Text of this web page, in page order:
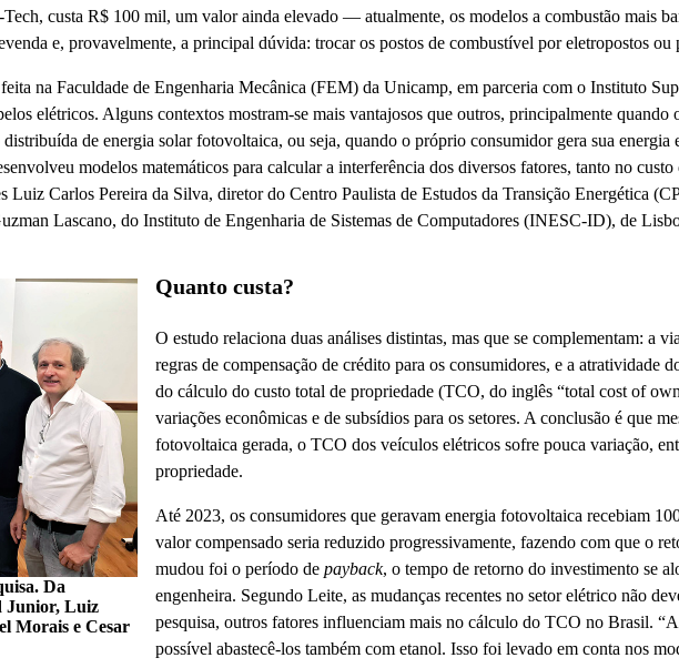
custa R$ 100 mil, um valor ainda elevado — atualmente, os modelos a combustão mais
e, provavelmente, a principal dúvida: trocar os postos de combustível por eletropostos
na Faculdade de Engenharia Mecânica (FEM) da Unicamp, em parceria com o Instituto
elétricos. Alguns contextos mostram-se mais vantajosos que outros, principalmente quando
de energia solar fotovoltaica, ou seja, quando o próprio consumidor gera sua
modelos matemáticos para calcular a interferência dos diversos fatores, tanto no
Luiz Carlos Pereira da Silva, diretor do Centro Paulista de Estudos da Transição Energética
Lascano, do Instituto de Engenharia de Sistemas de Computadores (INESC-ID), de
Da
Junior, Luiz
Morais e Cesar
Quanto custa?
O estudo relaciona duas análises distintas, mas que se complementam: a
regras de compensação de crédito para os consumidores, e a atratividade
do cálculo do custo total de propriedade (TCO, do inglês “total cost of
variações econômicas e de subsídios para os setores. A conclusão é que
fotovoltaica gerada, o TCO dos veículos elétricos sofre pouca variação,
propriedade.
Até 2023, os consumidores que geravam energia fotovoltaica recebiam
valor compensado seria reduzido progressivamente, fazendo com que o
mudou foi o período de payback, o tempo de retorno do investimento se
engenheira. Segundo Leite, as mudanças recentes no setor elétrico não
pesquisa, outros fatores influenciam mais no cálculo do TCO no Brasil.
possível abastecê-los também com etanol. Isso foi levado em conta nos